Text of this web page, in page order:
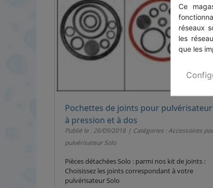
Pochettes de joints pour
à pression et à dos
Publié le : 26/09/2018 Catégories :Accessoires
pulvérisateur Solo
Pièces détachées Solo : parmi nos kit de joints :
Choisissez les joints correspondant à votre
pulvérisateur Solo
Ce
réseaux
les
que les